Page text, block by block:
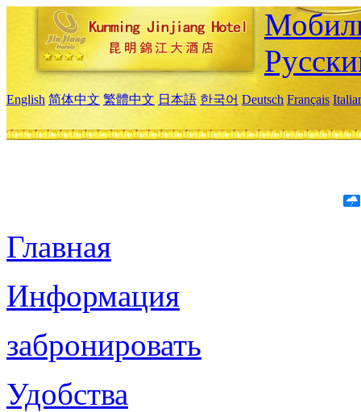
English 简体中文 繁體中文 日本語 한국어 Deutsch Français
Главная
Информация
забронировать
Удобства